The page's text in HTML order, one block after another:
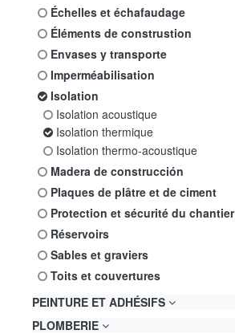
échelles et échafaudage
éléments de construstion
envases y transporte
imperméabilisation
isolation
isolation acoustique
isolation thermique
isolation thermo-acoustique
madera de construcción
plaques de plâtre et de ciment
protection et sécurité du chantier
réservoirs
sables et graviers
toits et couvertures
PEINTURE ET ADHÉSIFS
PLOMBERIE